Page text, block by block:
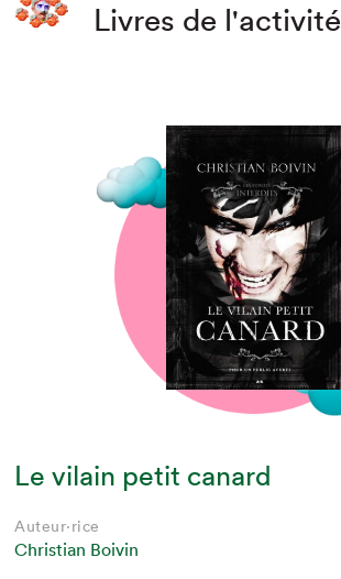
Livres de l'activité
Le vilain petit canard
Auteur·rice
Christian Boivin